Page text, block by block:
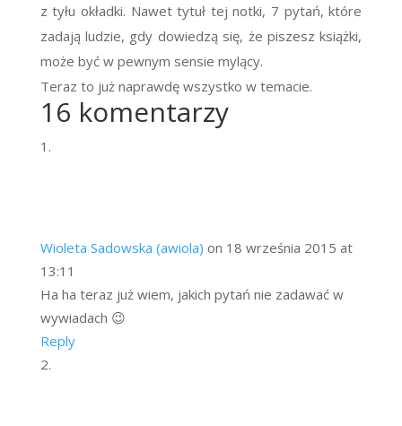
z tyłu okładki. Nawet tytuł tej notki, 7 pytań, które
zadają ludzie, gdy dowiedzą się, że piszesz książki,
może być w pewnym sensie mylący.
Teraz to już naprawdę wszystko w temacie.
16 komentarzy
Wioleta Sadowska (awiola) on 18 września 2015 at
13:11
Ha ha teraz już wiem, jakich pytań nie zadawać w
wywiadach 😉
Reply